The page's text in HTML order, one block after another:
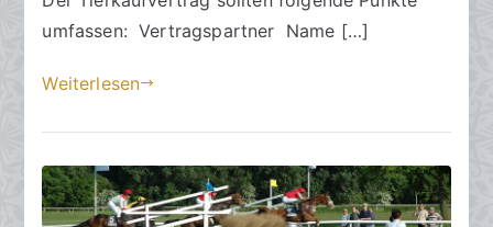
0
4
umfassen: Vertragspartner Name […]
Weiterlesen